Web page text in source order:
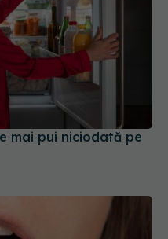
mai pui niciodată pe